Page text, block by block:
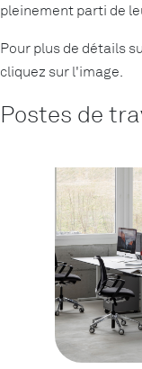
pleinement parti de
Pour plus de détails
cliquez sur l'image.
Postes de